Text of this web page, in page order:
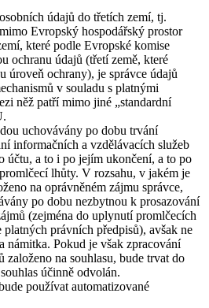
údajů do třetích zemí, tj.
Evropský hospodářský prostor
které podle Evropské komise
ochranu údajů (třetí země, které
úroveň ochrany), je správce údajů
v souladu s platnými
něž patří mimo jiné „standardní
uchovávány po dobu trvání
informačních a vzdělávacích služeb
účtu, a to i po jejím ukončení, a to po
lhůty. V rozsahu, v jakém je
na oprávněném zájmu správce,
po dobu nezbytnou k prosazování
(zejména do uplynutí promlčecích
právních předpisů), avšak ne
námitka. Pokud je však zpracování
založeno na souhlasu, bude trvat do
účinně odvolán.
používat automatizované